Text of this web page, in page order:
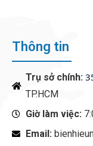
Thông tin
Trụ sở chính:
TP.HCM
Giờ làm việc:
Email: